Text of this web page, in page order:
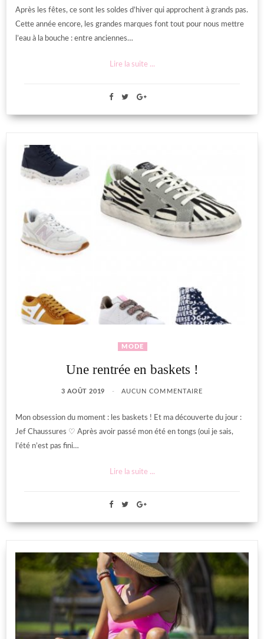
Après les fêtes, ce sont les soldes d’hiver qui approchent à grands pas.
Cette année encore, les grandes marques font tout pour nous mettre
l’eau à la bouche : entre anciennes…
Lire la suite ...
MODE
Une rentrée en baskets !
3 AOÛT 2019 AUCUN COMMENTAIRE
Mon obsession du moment : les baskets ! Et ma découverte du jour :
Jef Chaussures ♡ Après avoir passé mon été en tongs (oui je sais,
l’été n’est pas fini…
Lire la suite ...